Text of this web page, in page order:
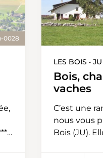
0028
LES BOIS • JU
Bois,
vaches
C’est une
nous vous
Bois (JU).